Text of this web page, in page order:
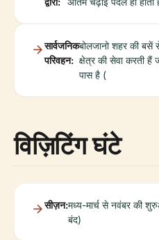
सार्वजनिक
परिवहन:
बोलजानो शहर की बसें
क्षेत्र की सेवा करती
पास है (
विज़िटिंग घंटे
सीज़न:मध्य-मार्च से नवंबर की
बंद)